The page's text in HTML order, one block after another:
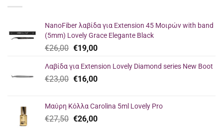
NanoFiber λαβίδα για Extension 45 Μοιρών with band
(5mm) Lovely Grace Elegante Black
€26,00 Original
was:
€26,00.
€19,00Η
τιμή
είναι:
Λαβίδα για Extension Lovely Diamond series New Boot
€23,00 Original
€23,00.
€16,00Η
είναι:
€16,00.
Μαύρη Κόλλα Carolina 5ml Lovely Pro
€27,50 Original
€26,00Η